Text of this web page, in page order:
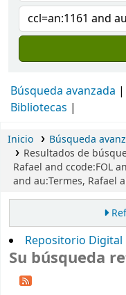
Búsqueda avanzada
Bibliotecas
Inicio
Búsqueda
Resultados de
Rafael and ccode:FOL
and au:Termes, Rafael
Repositorio Digital
Su búsqueda